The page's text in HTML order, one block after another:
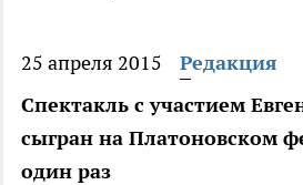
25 апреля 2015
Редакция
Спектакль с участием
сыгран на Платоновском
один раз